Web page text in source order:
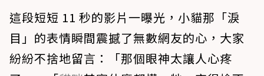
這段短短 11 秒的影片一曝光，小貓那「淚
目」的表情瞬間震撼了無數網友的心，大家
紛紛不捨地留言：「那個眼神太讓人心疼